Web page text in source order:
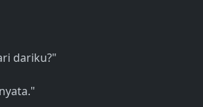
dariku?"